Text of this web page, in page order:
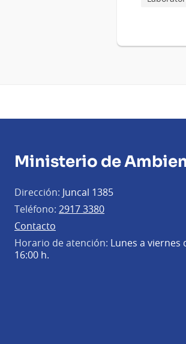
Ministerio de
Dirección: Juncal 1385
Teléfono: 2917 3380
Contacto
Horario de atención: Lunes a viernes
16:00 h.